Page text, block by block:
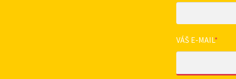
VÁŠ E-MAIL*